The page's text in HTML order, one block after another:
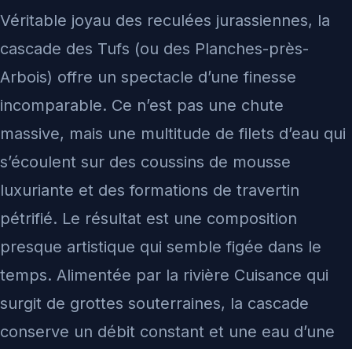
Véritable joyau des reculées jurassiennes, la
cascade des Tufs (ou des Planches-près-
Arbois) offre un spectacle d’une finesse
incomparable. Ce n’est pas une chute
massive, mais une multitude de filets d’eau qui
s’écoulent sur des coussins de mousse
luxuriante et des formations de travertin
pétrifié. Le résultat est une composition
presque artistique qui semble figée dans le
temps. Alimentée par la rivière Cuisance qui
surgit de grottes souterraines, la cascade
conserve un débit constant et une eau d’une